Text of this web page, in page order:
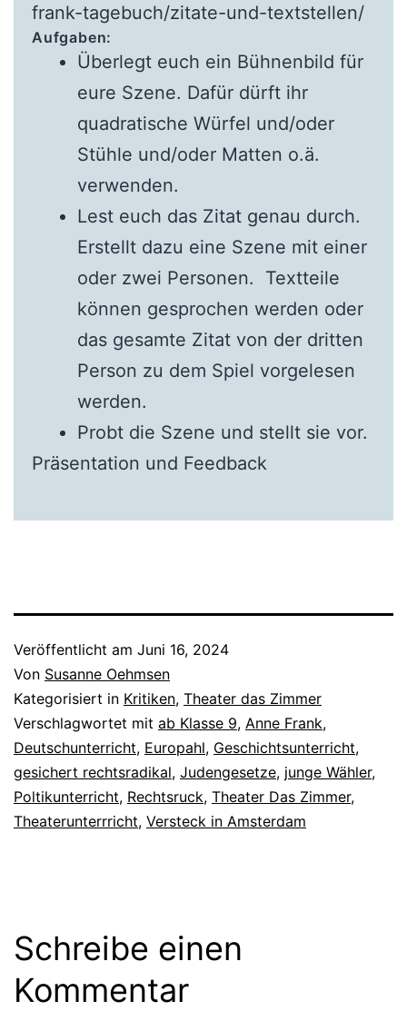
frank-tagebuch/zitate-und-textstellen/
Aufgaben:
Überlegt euch ein Bühnenbild für
eure Szene. Dafür dürft ihr
quadratische Würfel und/oder
Stühle und/oder Matten o.ä.
verwenden.
Lest euch das Zitat genau durch.
Erstellt dazu eine Szene mit einer
oder zwei Personen. Textteile
können gesprochen werden oder
das gesamte Zitat von der dritten
Person zu dem Spiel vorgelesen
werden.
Probt die Szene und stellt sie vor.
Präsentation und Feedback
Veröffentlicht am Juni 16, 2024
Von Susanne Oehmsen
Kategorisiert in Kritiken, Theater das Zimmer
Verschlagwortet mit ab Klasse 9, Anne Frank,
Deutschunterricht, Europahl, Geschichtsunterricht,
gesichert rechtsradikal, Judengesetze, junge Wähler,
Poltikunterricht, Rechtsruck, Theater Das Zimmer,
Theaterunterrricht, Versteck in Amsterdam
Schreibe einen
Kommentar